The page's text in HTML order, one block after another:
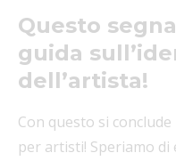
Questo
guida
dell’artista!
Con questo si
per artisti! Speriamo di